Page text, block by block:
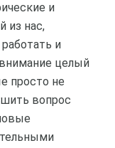
и
из нас,
и
целый
просто не
вопрос